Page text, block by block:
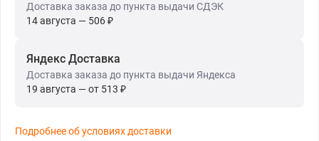
Доставка заказа до пункта выдачи СДЭК
14 августа — 506 ₽
Яндекс Доставка
Доставка заказа до пункта выдачи Яндекса
19 августа — от 513 ₽
Подробнее об условиях доставки